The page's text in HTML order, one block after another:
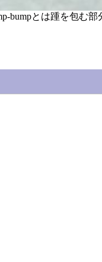
bumpとは踵を包む